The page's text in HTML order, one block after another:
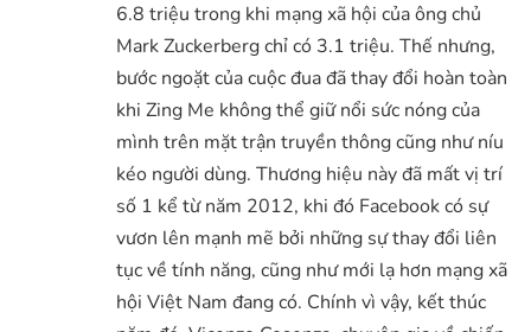
6.8 triệu trong khi mạng xã hội của ông chủ
Mark Zuckerberg chỉ có 3.1 triệu. Thế nhưng,
bước ngoặt của cuộc đua đã thay đổi hoàn toàn
khi Zing Me không thể giữ nổi sức nóng của
mình trên mặt trận truyền thông cũng như níu
kéo người dùng. Thương hiệu này đã mất vị trí
số 1 kể từ năm 2012, khi đó Facebook có sự
vươn lên mạnh mẽ bởi những sự thay đổi liên
tục về tính năng, cũng như mới lạ hơn mạng xã
hội Việt Nam đang có. Chính vì vậy, kết thúc